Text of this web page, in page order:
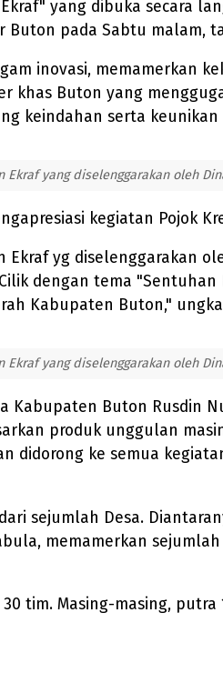
yang dibuka secara
pada Sabtu malam,
inovasi, memamerkan
khas Buton yang
keindahan serta
yang diselenggarakan oleh
kegiatan Pojok
Ekraf yg diselenggarakan
dengan tema
Kabupaten Buton,"
yang diselenggarakan oleh
Kabupaten Buton Rusdin
produk unggulan
didorong ke semua
sejumlah Desa.
memamerkan
tim. Masing-masing,